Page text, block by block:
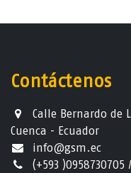
Contáctenos
Calle Bernardo de
Cuenca - Ecuador
info@gsm.ec​
(+593 )0958730705